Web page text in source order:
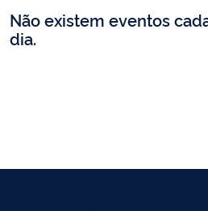
Não existem eventos
dia.